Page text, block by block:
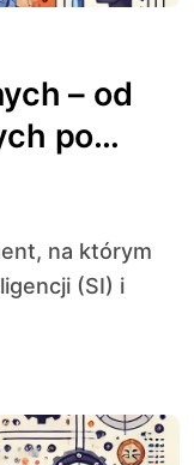
– od
po
(SI) i